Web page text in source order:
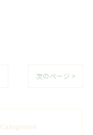
次のページ >
Categories